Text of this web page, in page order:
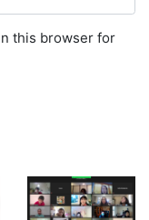
this browser for